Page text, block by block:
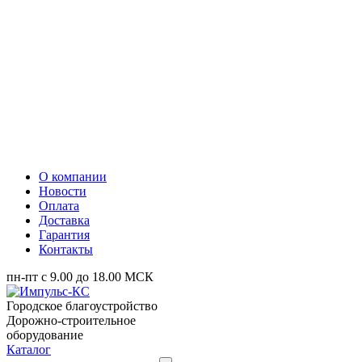
О компании
Новости
Оплата
Доставка
Гарантия
Контакты
пн-пт с 9.00 до 18.00 МСК
Городское благоустройство
Дорожно-строительное
оборудование
Каталог